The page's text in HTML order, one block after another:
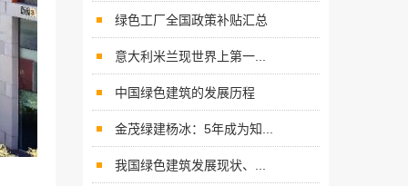
绿色工厂全国政策补贴汇总
意大利米兰现世界上第一...
中国绿色建筑的发展历程
金茂绿建杨冰：5年成为知...
我国绿色建筑发展现状、...